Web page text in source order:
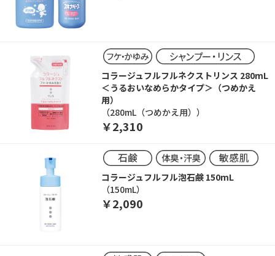
コラージュフルフルネクストリンス 280mL
＜うるおいなめらかタイプ＞（つめかえ
用）
（280mL（つめかえ用））
￥2,310
コラージュフルフル泡石鹸 150mL
（150mL）
￥2,090